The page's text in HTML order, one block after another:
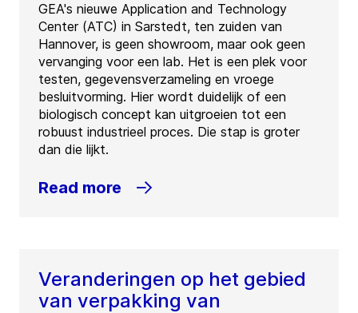
GEA's nieuwe Application and Technology
Center (ATC) in Sarstedt, ten zuiden van
Hannover, is geen showroom, maar ook geen
vervanging voor een lab. Het is een plek voor
testen, gegevensverzameling en vroege
besluitvorming. Hier wordt duidelijk of een
biologisch concept kan uitgroeien tot een
robuust industrieel proces. Die stap is groter
dan die lijkt.
Read more
Veranderingen op het gebied
van verpakking van